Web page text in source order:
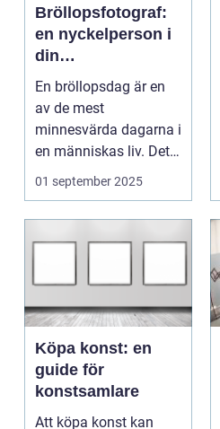
Bröllopsfotograf:
en nyckelperson i
din
bröllopsberättelse
En bröllopsdag är en
av de mest
minnesvärda dagarna i
en människas liv. Det
&aum...
01 september 2025
Köpa konst: en
guide för
konstsamlare
Att köpa konst kan